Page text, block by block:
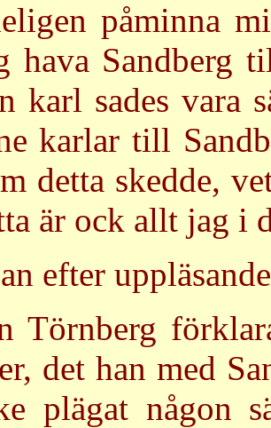
påminna
hava Sandberg
karl sades vara
karlar till
detta skedde,
är ock allt jag i
efter
Törnberg
det han med
plägat någon